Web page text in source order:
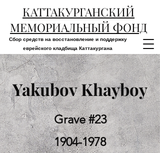
КАТТАКУРГАНСКИЙ
МЕМОРИАЛЬНЫЙ ФОНД
Сбор средств на восстановление и поддержку
еврейского кладбища Каттакургана
Yakubov Khayboy
Grave #23
1904-1978